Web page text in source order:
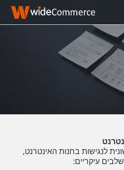
לנגישות בחנות האינטרנט,
עיקריים: